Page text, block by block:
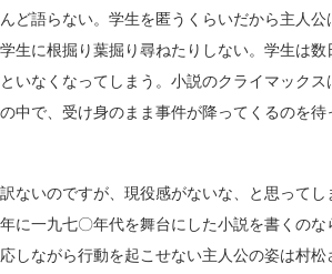
ど語らない。学生を匿うくらいだから主人
生に根掘り葉掘り尋ねたりしない。学生は
いなくなってしまう。小説のクライマック
中で、受け身のまま事件が降ってくるのを
ないのですが、現役感がないな、と思って
に一九七〇年代を舞台にした小説を書くの
しながら行動を起こせない主人公の姿は村